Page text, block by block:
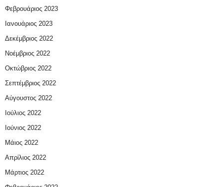
Φεβρουάριος 2023
Ιανουάριος 2023
Δεκέμβριος 2022
Νοέμβριος 2022
Οκτώβριος 2022
Σεπτέμβριος 2022
Αύγουστος 2022
Ιούλιος 2022
Ιούνιος 2022
Μάιος 2022
Απρίλιος 2022
Μάρτιος 2022